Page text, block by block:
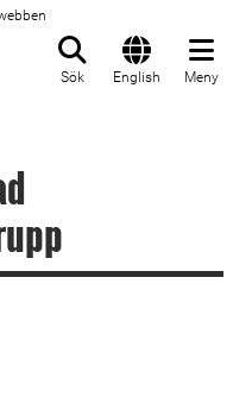
Sök English Meny